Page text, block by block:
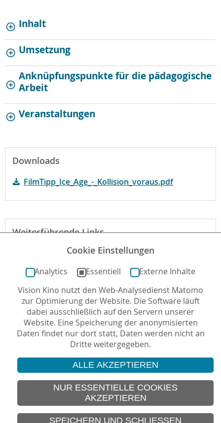
Inhalt
Umsetzung
Anknüpfungspunkte für die pädagogische
Arbeit
Veranstaltungen
Downloads
FilmTipp_Ice_Age_-_Kollision_voraus.pdf
Weiterführende Links
Webseite des Films
Autor*in: Sabine Genz , 30.06.2016 , letzte Aktualisierung:
12.07.2016
© 2026 Vision Kino
IMPRESSUM
SITEMAP
DATENSCHUTZ
Cookie Einstellungen
Analytics Essentiell
Externe Inhalte
Vision Kino nutzt den Web-Analysedienst Matomo
zur Optimierung der Website. Die Software läuft
dabei ausschließlich auf den Servern unserer
Website. Eine Speicherung der anonymisierten
Daten findet nur dort statt, Daten werden nicht an
Dritte weitergegeben.
ALLE AKZEPTIEREN
NUR ESSENTIELLE COOKIES
AKZEPTIEREN
SPEICHERN UND SCHLIESSEN